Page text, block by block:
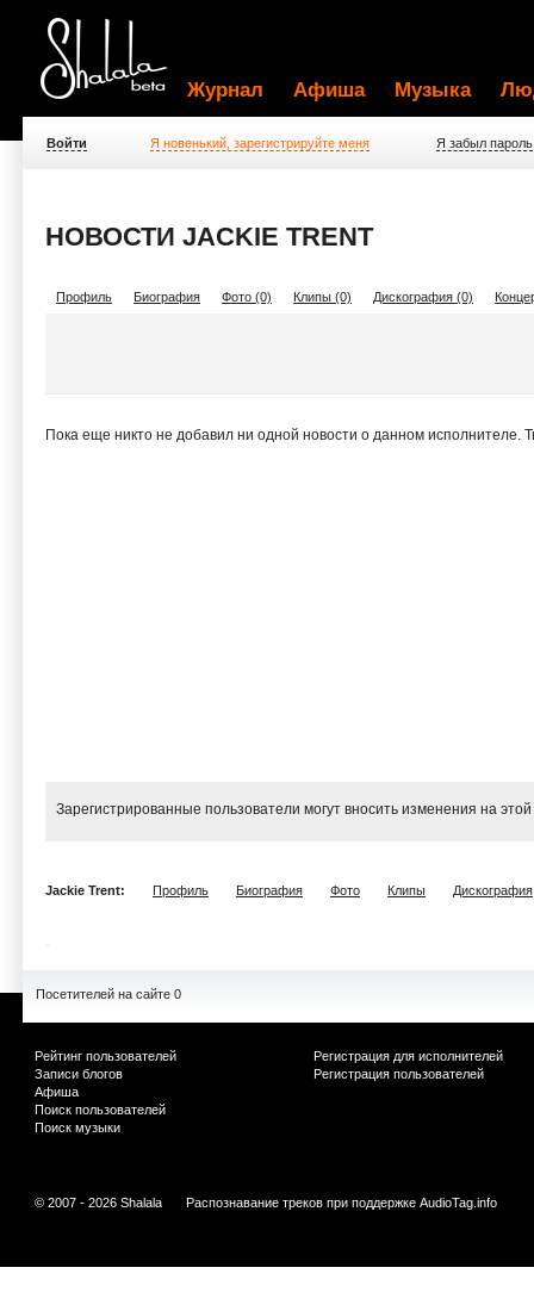
Журнал Афиша Музыка
Войти Я новенький, зарегистрируйте меня Я забыл пароль
НОВОСТИ JACKIE TRENT
Профиль Биография Фото (0) Клипы (0) Дискография (0)
Пока еще никто не добавил ни одной новости о данном
Зарегистрированные пользователи могут вносить изменения на
Jackie Trent: Профиль Биография Фото Клипы Дискография
Посетителей на сайте 0
Рейтинг пользователей
Записи блогов
Афиша
Поиск пользователей
Поиск музыки
Регистрация для исполнителей
Регистрация пользователей
© 2007 - 2026 Shalala Распознавание треков при поддержке AudioTag.info